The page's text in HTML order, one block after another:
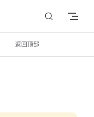
返回顶部